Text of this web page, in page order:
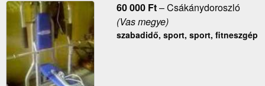
60 000 Ft–Csákánydoroszló
(Vas megye)
szabadidő, sport, sport, fitneszgép